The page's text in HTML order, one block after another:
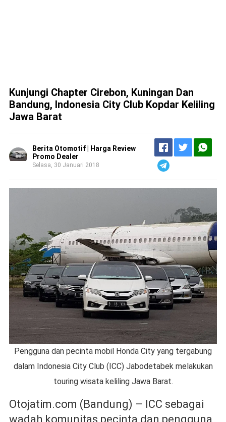
Kunjungi Chapter Cirebon, Kuningan Dan
Bandung, Indonesia City Club Kopdar Keliling
Jawa Barat
Berita Otomotif | Harga Review
Promo Dealer
Selasa, 30 Januari 2018
Pengguna dan pecinta mobil Honda City yang tergabung
dalam Indonesia City Club (ICC) Jabodetabek melakukan
touring wisata keliling Jawa Barat.
Otojatim.com (Bandung) – ICC sebagai
wadah komunitas pecinta dan pengguna